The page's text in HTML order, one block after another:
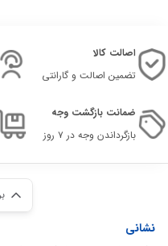
اصالت کالا
تضمین اصالت و گارانتی
ضمانت بازگشت وجه
بازگرداندن وجه در ۷ روز
نشانی